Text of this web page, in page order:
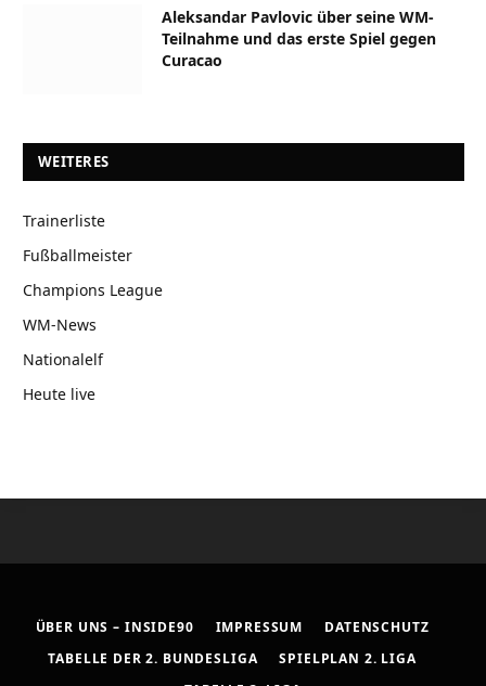
Aleksandar Pavlovic über seine WM-
Teilnahme und das erste Spiel gegen
Curacao
WEITERES
Trainerliste
Fußballmeister
Champions League
WM-News
Nationalelf
Heute live
ÜBER UNS – INSIDE90 IMPRESSUM
DATENSCHUTZ
TABELLE DER 2. BUNDESLIGA
SPIELPLAN 2. LIGA